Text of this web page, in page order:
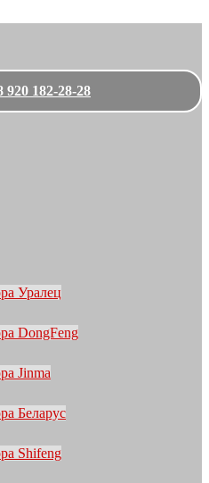
920 182-28-28
Уралец
DongFeng
Jinma
Беларус
Shifeng